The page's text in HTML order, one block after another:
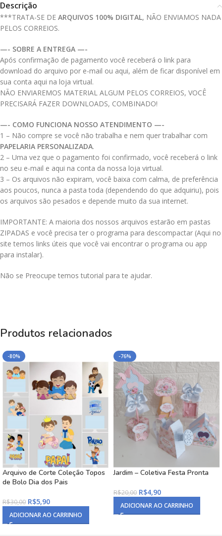
Descrição
***TRATA-SE DE ARQUIVOS 100% DIGITAL, NÃO ENVIAMOS NADA
PELOS CORREIOS.
—- SOBRE A ENTREGA —-
Após confirmação de pagamento você receberá o link para
download do arquivo por e-mail ou aqui, além de ficar disponível em
sua conta aqui na loja virtual.
NÃO ENVIAREMOS MATERIAL ALGUM PELOS CORREIOS, VOCÊ
PRECISARÁ FAZER DOWNLOADS, COMBINADO!
—- COMO FUNCIONA NOSSO ATENDIMENTO —-
1 – Não compre se você não trabalha e nem quer trabalhar com
PAPELARIA PERSONALIZADA.
2 – Uma vez que o pagamento foi confirmado, você receberá o link
no seu e-mail e aqui na conta da nossa loja virtual.
3 – Os arquivos não expiram, você baixa com calma, de preferência
aos poucos, nunca a pasta toda (dependendo do que adquiriu), pois
os arquivos são pesados e depende muito da sua internet.
IMPORTANTE: A maioria dos nossos arquivos estarão em pastas
ZIPADAS e você precisa ter o programa para descompactar (Aqui no
site temos links úteis que você vai encontrar o programa ou app
para instalar).
Não se Preocupe temos tutorial para te ajudar.
Produtos relacionados
-80%
Arquivo de Corte Coleção Topos
de Bolo Dia dos Pais
R$30,00 R$5,90
ADICIONAR AO CARRINHO
-76%
Jardim – Coletiva Festa Pronta
R$20,00 R$4,90
ADICIONAR AO CARRINHO